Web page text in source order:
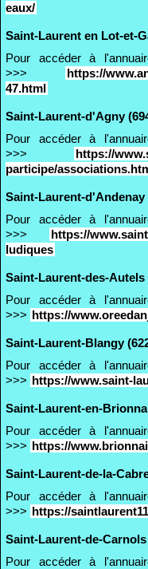
eaux/
Saint-Laurent en Lot-et-
Pour accéder à
>>>
https://
47.html
Saint-Laurent-d'Agny
Pour accéder à
>>>
https://
participe/
Saint-Laurent-d'Andenay
Pour accéder à
>>>
https://
ludiques
Saint-Laurent-des-Autels
Pour accéder à
>>> https://
Saint-Laurent-Blangy
Pour accéder à
>>> https://www.saint-
Saint-Laurent-en-
Pour accéder à
>>> https://
Saint-Laurent-de-la-
Pour accéder à
>>> https://
Saint-Laurent-de-Carnols
Pour accéder à